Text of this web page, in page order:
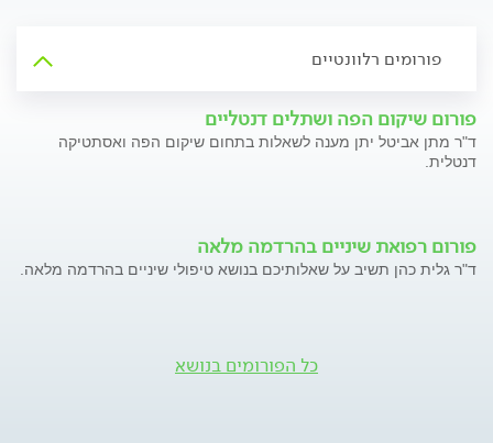
פורומים רלוונטיים
פורום שיקום הפה ושתלים דנטליים
ד"ר מתן אביטל יתן מענה לשאלות בתחום שיקום הפה ואסתטיקה
דנטלית.
פורום רפואת שיניים בהרדמה מלאה
ד"ר גלית כהן תשיב על שאלותיכם בנושא טיפולי שיניים בהרדמה מלאה.
כל הפורומים בנושא